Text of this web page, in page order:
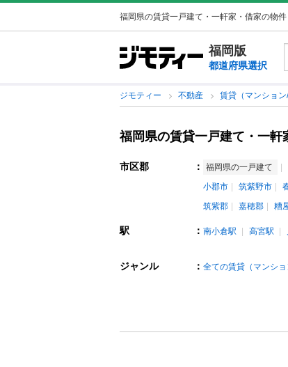
福岡県の賃貸一戸建て・一軒家・借家の物
福岡版
都道府県選択
ジモティー 不動産 賃貸（マンション
福岡県の賃貸一戸建て・一軒
市区郡 ： 福岡県の一戸建て
小郡市
筑紫野市
筑紫郡
嘉穂郡 糟
駅 ： 南小倉駅 高宮駅
ジャンル ： 全ての賃貸（マンショ